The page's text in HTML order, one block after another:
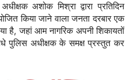
अशोक मिश्रा द्वारा प्रतिदिन
किया जाने वाला जनता दरबार एक
है, जहां आम नागरिक अपनी शिकायतों
पुलिस अधीक्षक के समक्ष प्रस्तुत कर